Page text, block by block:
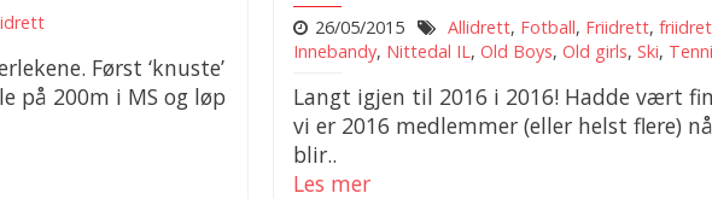
Først ‘knuste’
på 200m i MS og løp
26/05/2015 Allidrett, Fotball, Friidrett,
Innebandy, Nittedal IL, Old Boys, Old girls, Ski,
Langt igjen til 2016 i 2016! Hadde vært
vi er 2016 medlemmer (eller helst flere)
blir..
Les mer